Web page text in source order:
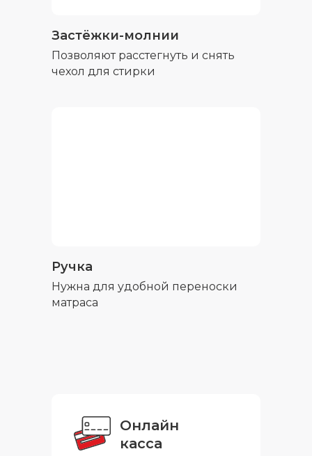
Застёжки-молнии
Позволяют расстегнуть и снять
чехол для стирки
Ручка
Нужна для удобной переноски
матраса
Онлайн
касса